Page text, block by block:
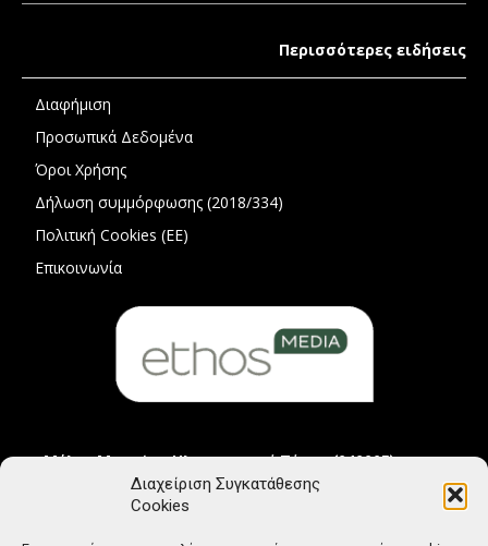
Διαχείριση Συγκατάθεσης
Cookies
Περισσότερες ειδήσεις
Διαφήμιση
Προσωπικά Δεδομένα
Όροι Χρήσης
Δήλωση συμμόρφωσης (2018/334)
Πολιτική Cookies (ΕΕ)
Επικοινωνία
Μέλος Μητρώου Ηλεκτρονικού Τύπου (242225)